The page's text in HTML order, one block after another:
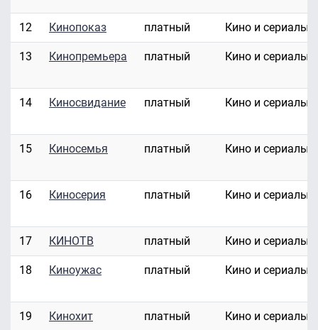
12 Кинопоказ платный Кино и сериалы
13 Кинопремьера платный Кино и сериалы
14 Киносвидание платный Кино и сериалы
15 Киносемья платный Кино и сериалы
16 Киносерия платный Кино и сериалы
17 КИНОТВ платный Кино и сериалы
18 Киноужас платный Кино и сериалы
19 Кинохит платный Кино и сериалы